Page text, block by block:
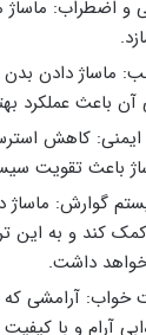
اضطراب: ماساژ
ماساژ دادن
آن باعث عملکرد
کاهش
باعث تقویت
گوارش: ماساژ
کند و به این
داشت.
خواب: آرامشی که
آرام و با کیفیت